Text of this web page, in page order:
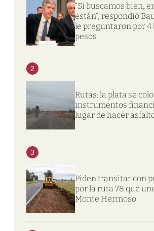
“Si buscamos bien,
están”, respondió
le preguntaron por 4
pesos
2
Rutas: la plata se
instrumentos
lugar de hacer
3
Piden transitar con
por la ruta 78 que
Monte Hermoso